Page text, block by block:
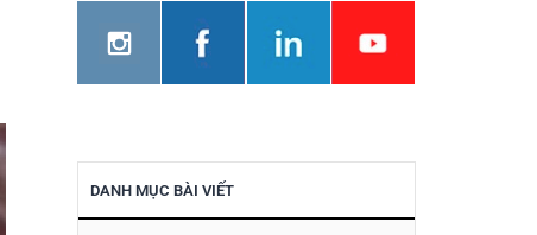
DANH MỤC BÀI VIẾT